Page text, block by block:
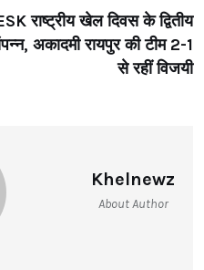
राष्ट्रीय खेल दिवस के द्वितीय
अकादमी रायपुर की टीम 2-1
से रहीं विजयी
Khelnewz
About Author